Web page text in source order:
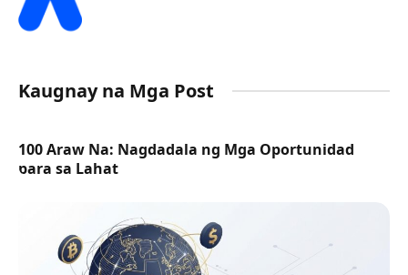
Kaugnay na Mga Post
100 Araw Na: Nagdadala ng Mga Oportunidad
para sa Lahat